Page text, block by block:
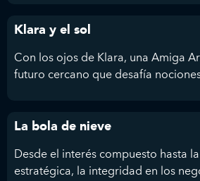
Klara y el sol
Con los ojos de Klara, una Amiga
futuro cercano que desafía
La bola de nieve
Desde el interés compuesto hasta
estratégica, la integridad en los